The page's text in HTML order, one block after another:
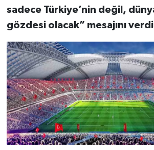
sadece Türkiye’nin değil,
gözdesi olacak” mesajını